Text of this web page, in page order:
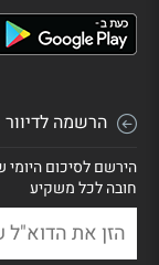
הרשמה לדיוור
הירשם לסיכום היומי
חובה לכל משקיע